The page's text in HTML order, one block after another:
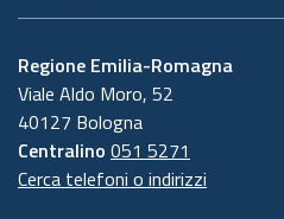
Regione Emilia-Romagna
Viale Aldo Moro, 52
40127 Bologna
Centralino 051 5271
Cerca telefoni o indirizzi